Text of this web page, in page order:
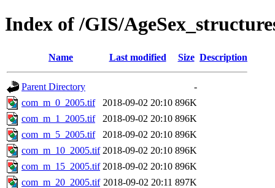
Index of /GIS/
Name Last modified Size Description
Parent Directory
-
com_m_0_2005.tif
2018-09-02 20:10 896K
com_m_1_2005.tif
2018-09-02 20:10 896K
com_m_5_2005.tif
2018-09-02 20:10 896K
com_m_10_2005.tif 2018-09-02 20:10 896K
com_m_15_2005.tif 2018-09-02 20:10 896K
com_m_20_2005.tif 2018-09-02 20:11 897K